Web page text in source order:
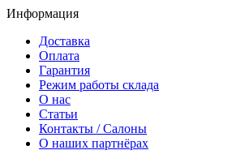
Информация
Доставка
Оплата
Гарантия
Режим работы склада
О нас
Статьи
Контакты / Салоны
О наших партнёрах